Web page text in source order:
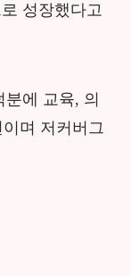
성장했다고
에 교육, 의
며 저커버그